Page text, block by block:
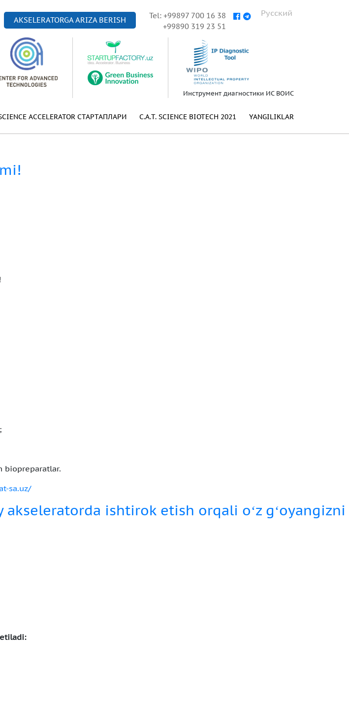
Русский
Tel: +99897 700 16 38
+99890 319 23 51
AKSELERATORGA ARIZA BERISH
Инструмент диагностики ИС ВОИС
YANGILIKLAR
C.A.T. SCIENCE BIOTECH 2021
ACCELERATOR СТАРТАПЛАРИ
biopreparatlar.
sa.uz/
akseleratorda ishtirok etish orqali oʻz gʻoyangizni